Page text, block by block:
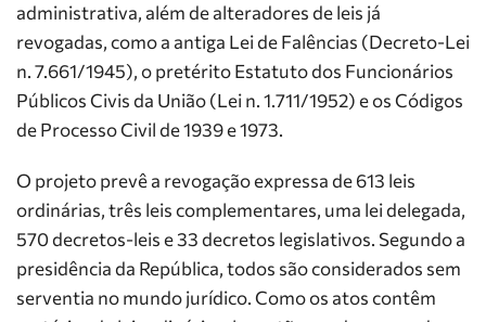
administrativa, além de alteradores de leis já
revogadas, como a antiga Lei de Falências (Decreto-Lei
n. 7.661/1945), o pretérito Estatuto dos Funcionários
Públicos Civis da União (Lei n. 1.711/1952) e os Códigos
de Processo Civil de 1939 e 1973.
O projeto prevê a revogação expressa de 613 leis
ordinárias, três leis complementares, uma lei delegada,
570 decretos-leis e 33 decretos legislativos. Segundo a
presidência da República, todos são considerados sem
serventia no mundo jurídico. Como os atos contêm